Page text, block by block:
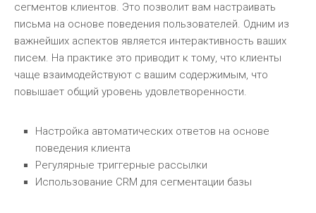
сегментов клиентов. Это позволит вам настраивать
письма на основе поведения пользователей. Одним из
важнейших аспектов является интерактивность ваших
писем. На практике это приводит к тому, что клиенты
чаще взаимодействуют с вашим содержимым, что
повышает общий уровень удовлетворенности.
Настройка автоматических ответов на основе
поведения клиента
Регулярные триггерные рассылки
Использование CRM для сегментации базы